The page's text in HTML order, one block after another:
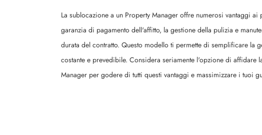
La sublocazione a un Property Manager offre numerosi vantaggi
garanzia di pagamento dell'affitto, la gestione della pulizia e
durata del contratto. Questo modello ti permette di semplificare la
costante e prevedibile. Considera seriamente l'opzione di affidare
Manager per godere di tutti questi vantaggi e massimizzare i tuoi